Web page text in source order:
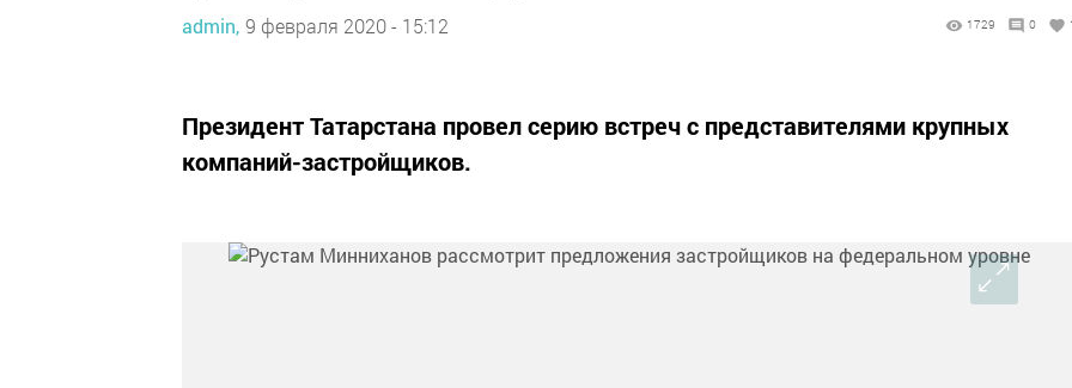
admin, 9 февраля 2020 - 15:12 1729 0
Президент Татарстана провел серию встреч с представителями крупных
компаний-застройщиков.